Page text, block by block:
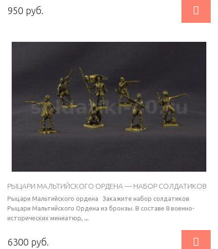
950 руб. 
РЫЦАРИ МАЛЬТИЙСКОГО ОРДЕНА — НАБОР СОЛДАТИКОВ
Рыцари Мальтийского ордена Закажите набор солдатиков
Рыцари Мальтийского Ордена из бронзы. В составе 8 военно-
исторических миниатюр, ...
6300 руб. 